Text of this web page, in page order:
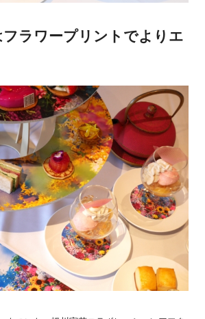
フラワープリントでよりエ